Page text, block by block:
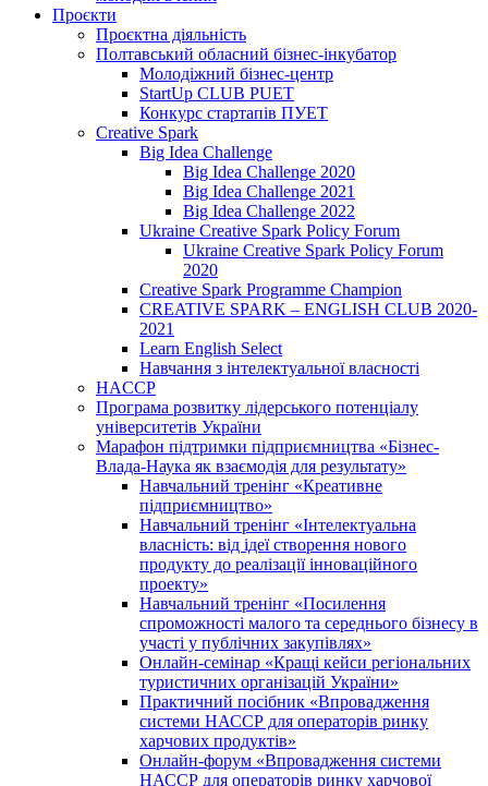
Проєкти
Проєктна діяльність
Полтавський обласний бізнес-інкубатор
Молодіжний бізнес-центр
StartUp CLUB PUET
Конкурс стартапів ПУЕТ
Creative Spark
Big Idea Challenge
Big Idea Challenge 2020
Big Idea Challenge 2021
Big Idea Challenge 2022
Ukraine Creative Spark Policy Forum
Ukraine Creative Spark Policy Forum
2020
Creative Spark Programme Champion
CREATIVE SPARK – ENGLISH CLUB 2020-
2021
Learn English Select
Навчання з інтелектуальної власності
HACCP
Програма розвитку лідерського потенціалу
університетів України
Марафон підтримки підприємництва «Бізнес-
Влада-Наука як взаємодія для результату»
Навчальний тренінг «Креативне
підприємництво»
Навчальний тренінг «Інтелектуальна
власність: від ідеї створення нового
продукту до реалізації інноваційного
проекту»
Навчальний тренінг «Посилення
спроможності малого та середнього бізнесу в
участі у публічних закупівлях»
Онлайн-семінар «Кращі кейси регіональних
туристичних організацій України»
Практичний посібник «Впровадження
системи НАССР для операторів ринку
харчових продуктів»
Онлайн-форум «Впровадження системи
НАССР для операторів ринку харчової